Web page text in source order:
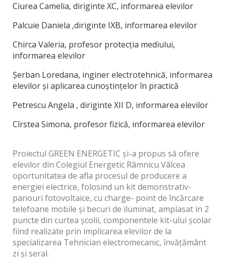
Ciurea Camelia, diriginte XC, informarea elevilor
Palcuie Daniela ,diriginte IXB, informarea elevilor
Chirca Valeria, profesor protecția mediului,
informarea elevilor
Șerban Loredana, inginer electrotehnică, informarea
elevilor și aplicarea cunoștințelor în practică
Petrescu Angela , diriginte XII D, informarea elevilor
Cîrstea Simona, profesor fizică, informarea elevilor
Proiectul GREEN ENERGETIC și-a propus să ofere
elevilor din Colegiul Energetic Râmnicu Vâlcea
oportunitatea de afla procesul de producere a
energiei electrice, folosind un kit demonstrativ-
panouri fotovoltaice, cu charge- point de încărcare
telefoane mobile și becuri de iluminat, amplasat in 2
puncte din curtea școlii, componentele kit-ului școlar
fiind realizate prin implicarea elevilor de la
specializarea Tehnician electromecanic, învățământ
zi și seral.